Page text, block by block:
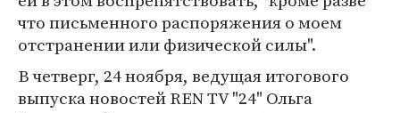
что письменного распоряжения о моем
отстранении или физической силы".
В четверг, 24 ноября, ведущая итогового
выпуска новостей REN TV "24" Ольга